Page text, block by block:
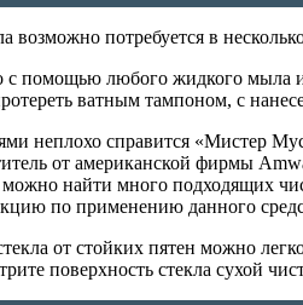
потребуется в
помощью любого жидкого мыла
ватным тампоном, с
неплохо справится «Мистер
от американской фирмы
найти много подходящих
по применению данного
от стойких пятен можно
поверхность стекла сухой